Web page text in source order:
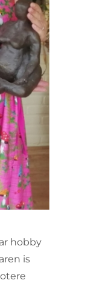
hobby
is